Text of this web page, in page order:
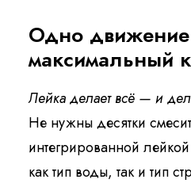
Одно
максимальный
Лейка делает всё — и
Не нужны десятки
интегрированной
как тип воды, так и тип